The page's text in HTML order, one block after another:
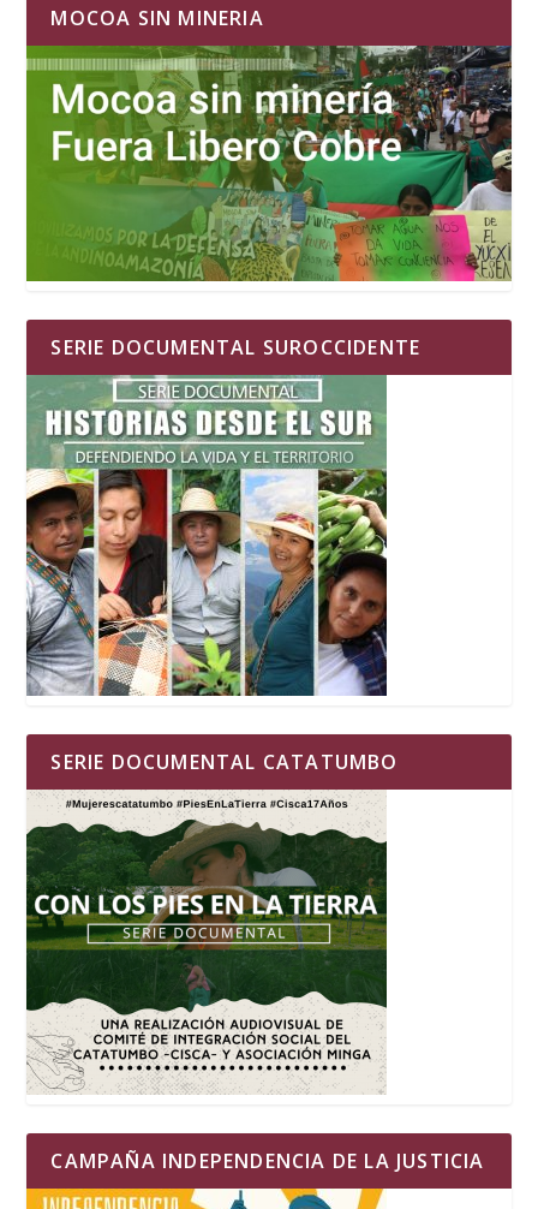
MOCOA SIN MINERIA
SERIE DOCUMENTAL SUROCCIDENTE
SERIE DOCUMENTAL CATATUMBO
CAMPAÑA INDEPENDENCIA DE LA JUSTICIA